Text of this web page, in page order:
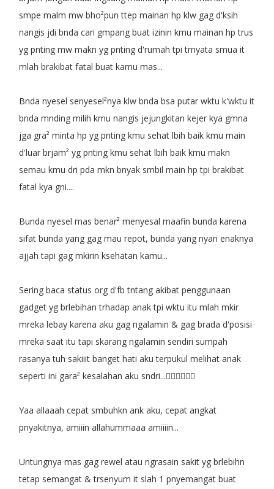
smpe malm mw bho²pun ttep mainan hp klw gag d'ksih
nangis jdi bnda cari gmpang buat izinin kmu mainan hp trus
yg pnting mw makn yg pnting d'rumah tpi trnyata smua it
mlah brakibat fatal buat kamu mas...
Bnda nyesel senyesel²nya klw bnda bsa putar wktu k'wktu it
bnda mnding milih kmu nangis jejungkitan kejer kya gmna
jga gra² minta hp yg pnting kmu sehat lbih baik kmu main
d'luar brjam² yg pnting kmu sehat lbih baik kmu makn
semau kmu dri pda mkn bnyak smbil main hp tpi brakibat
fatal kya gni....
Bunda nyesel mas benar² menyesal maafin bunda karena
sifat bunda yang gag mau repot, bunda yang nyari enaknya
ajjah tapi gag mkirin ksehatan kamu...
Sering baca status org d'fb tntang akibat penggunaan
gadget yg brlebihan trhadap anak tpi wktu itu mlah mkir
mreka lebay karena aku gag ngalamin & gag brada d'posisi
mreka saat itu tapi skarang ngalamin sendiri sumpah
rasanya tuh sakiiit banget hati aku terpukul melihat anak
seperti ini gara² kesalahan aku sndri...
Yaa allaaah cepat smbuhkn ank aku, cepat angkat
pnyakitnya, amiiin allahummaaa amiiiin...
Untungnya mas gag rewel atau ngrasain sakit yg brlebihn
tetap semangat & trsenyum it slah 1 pnyemangat buat